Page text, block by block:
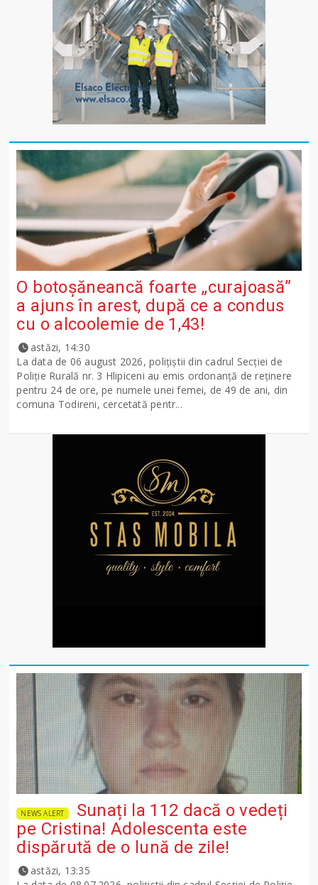
O botoșăneancă foarte „curajoasă”
a ajuns în arest, după ce a condus
cu o alcoolemie de 1,43!
astăzi, 14:30
La data de 06 august 2026, polițiștii din cadrul Secției de
Poliție Rurală nr. 3 Hlipiceni au emis ordonanță de reținere
pentru 24 de ore, pe numele unei femei, de 49 de ani, din
comuna Todireni, cercetată pentr...
NEWS ALERT
Sunați la 112 dacă o vedeți
pe Cristina! Adolescenta este
dispărută de o lună de zile!
astăzi, 13:35